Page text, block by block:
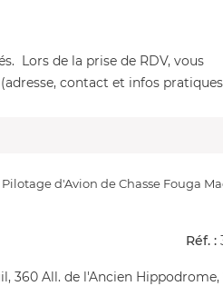
Lors de la prise de RDV, vous
contact et infos
d'Avion de Chasse Fouga
Réf. :
360 All. de l'Ancien Hippodrome,